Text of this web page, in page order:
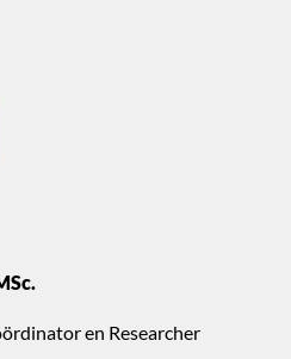
en Researcher